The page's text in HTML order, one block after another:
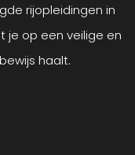
rijopleidingen in
je op een veilige en
haalt.